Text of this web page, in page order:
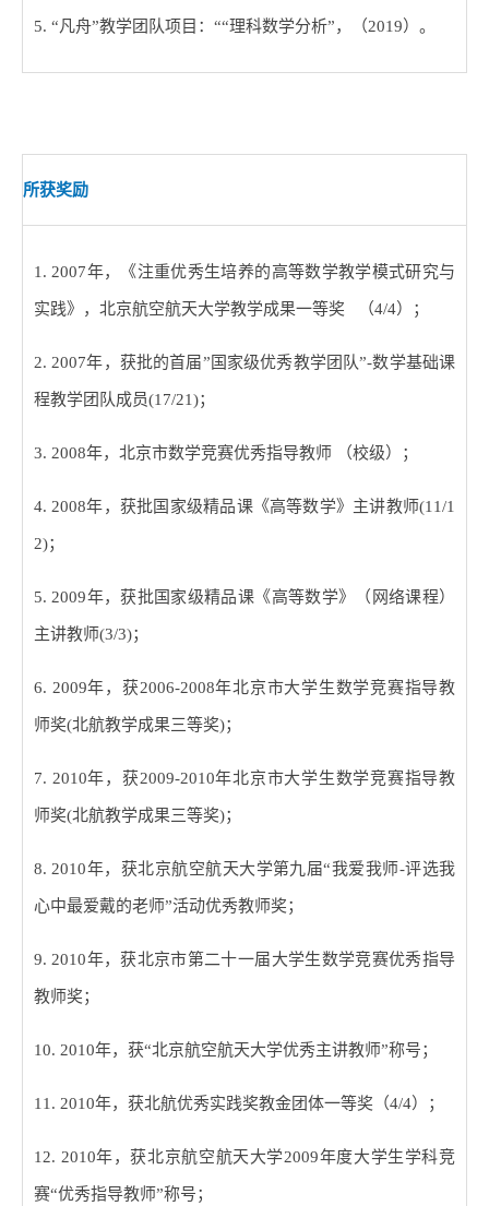
5. “凡舟”教学团队项目： ““理科数学分析”，（2019）。
所获奖励
1. 2007年，《注重优秀生培养的高等数学教学模式研究与
实践》，北京航空航天大学教学成果一等奖 （4/4）；
2. 2007年，获批的首届” 国家级优秀教学团队”-数学基础课
程教学团队成员(17/21)；
3. 2008年，北京市数学竞赛优秀指导教师 （校级）；
4. 2008年，获批国家级精品课《高等数学》主讲教师(11/1
2)；
5. 2009年，获批国家级精品课《高等数学》（网络课程）
主讲教师(3/3)；
6. 2009年，获2006-2008年北京市大学生数学竞赛指导教
师奖(北航教学成果三等奖)；
7. 2010年，获2009-2010年北京市大学生数学竞赛指导教
师奖(北航教学成果三等奖)；
8. 2010年，获北京航空航天大学第九届“我爱我师-评选我
心中最爱戴的老师”活动优秀教师奖；
9. 2010年，获北京市第二十一届大学生数学竞赛优秀指导
教师奖；
10. 2010年，获“北京航空航天大学优秀主讲教师”称号；
11. 2010年，获北航优秀实践奖教金团体一等奖（4/4）；
12. 2010年，获北京航空航天大学2009年度大学生学科竞
赛“优秀指导教师”称号；